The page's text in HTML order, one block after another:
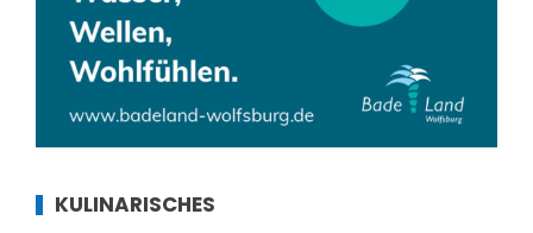
KULINARISCHES